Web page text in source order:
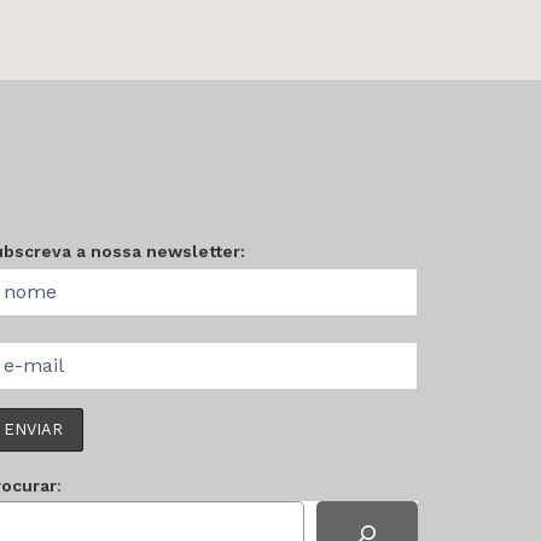
a nossa newsletter:
: